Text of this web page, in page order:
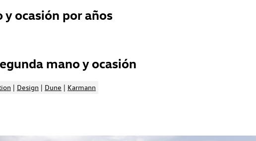
ocasión por años
mano y ocasión
| Design | Dune | Karmann